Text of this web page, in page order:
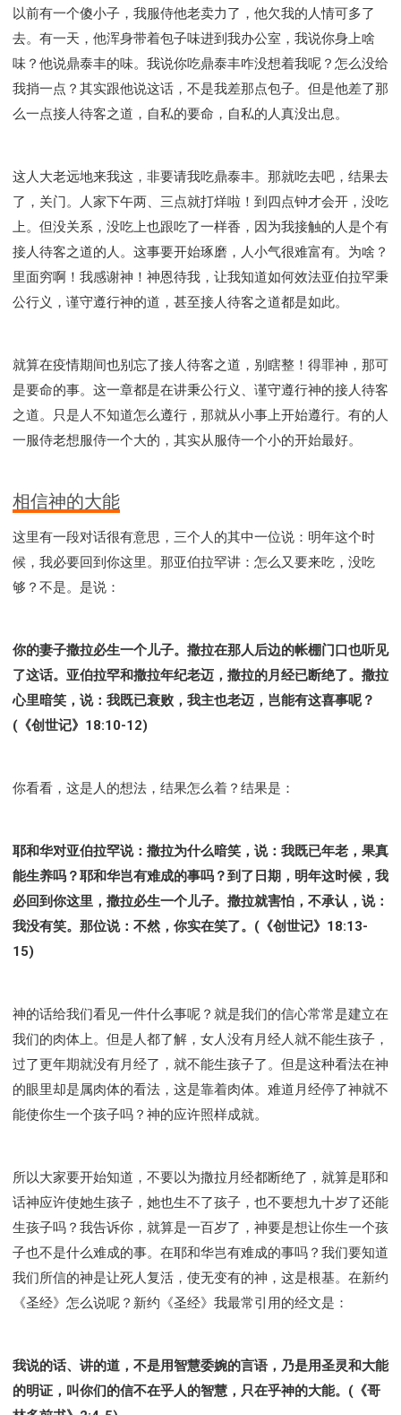
以前有一个傻小子，我服侍他老卖力了，他欠我的人情可多了
去。有一天，他浑身带着包子味进到我办公室，我说你身上啥
味？他说鼎泰丰的味。我说你吃鼎泰丰咋没想着我呢？怎么没给
我捎一点？其实跟他说这话，不是我差那点包子。但是他差了那
么一点接人待客之道，自私的要命，自私的人真没出息。
这人大老远地来我这，非要请我吃鼎泰丰。那就吃去吧，结果去
了，关门。人家下午两、三点就打烊啦！到四点钟才会开，没吃
上。但没关系，没吃上也跟吃了一样香，因为我接触的人是个有
接人待客之道的人。这事要开始琢磨，人小气很难富有。为啥？
里面穷啊！我感谢神！神恩待我，让我知道如何效法亚伯拉罕秉
公行义，谨守遵行神的道，甚至接人待客之道都是如此。
就算在疫情期间也别忘了接人待客之道，别瞎整！得罪神，那可
是要命的事。这一章都是在讲秉公行义、谨守遵行神的接人待客
之道。只是人不知道怎么遵行，那就从小事上开始遵行。有的人
一服侍老想服侍一个大的，其实从服侍一个小的开始最好。
相信神的大能
这里有一段对话很有意思，三个人的其中一位说：明年这个时
候，我必要回到你这里。那亚伯拉罕讲：怎么又要来吃，没吃
够？不是。是说：
你的妻子撒拉必生一个儿子。撒拉在那人后边的帐棚门口也听见
了这话。亚伯拉罕和撒拉年纪老迈，撒拉的月经已断绝了。撒拉
心里暗笑，说：我既已衰败，我主也老迈，岂能有这喜事呢？
(《创世记》18:10-12)
你看看，这是人的想法，结果怎么着？结果是：
耶和华对亚伯拉罕说：撒拉为什么暗笑，说：我既已年老，果真
能生养吗？耶和华岂有难成的事吗？到了日期，明年这时候，我
必回到你这里，撒拉必生一个儿子。撒拉就害怕，不承认，说：
我没有笑。那位说：不然，你实在笑了。(《创世记》18:13-
15)
神的话给我们看见一件什么事呢？就是我们的信心常常是建立在
我们的肉体上。但是人都了解，女人没有月经人就不能生孩子，
过了更年期就没有月经了，就不能生孩子了。但是这种看法在神
的眼里却是属肉体的看法，这是靠着肉体。难道月经停了神就不
能使你生一个孩子吗？神的应许照样成就。
所以大家要开始知道，不要以为撒拉月经都断绝了，就算是耶和
话神应许使她生孩子，她也生不了孩子，也不要想九十岁了还能
生孩子吗？我告诉你，就算是一百岁了，神要是想让你生一个孩
子也不是什么难成的事。在耶和华岂有难成的事吗？我们要知道
我们所信的神是让死人复活，使无变有的神，这是根基。在新约
《圣经》怎么说呢？新约《圣经》我最常引用的经文是：
我说的话、讲的道，不是用智慧委婉的言语，乃是用圣灵和大能
的明证，叫你们的信不在乎人的智慧，只在乎神的大能。(《哥